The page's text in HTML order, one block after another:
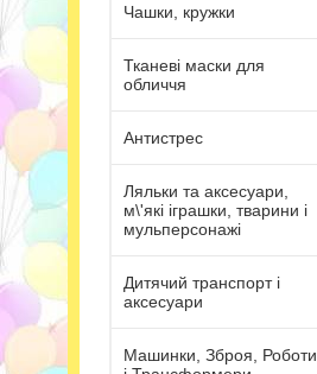
Чашки, кружки
Тканеві маски для
обличчя
Антистрес
Ляльки та аксесуари,
м\'які іграшки, тварини і
мульперсонажі
Дитячий транспорт і
аксесуари
Машинки, Зброя, Роботи